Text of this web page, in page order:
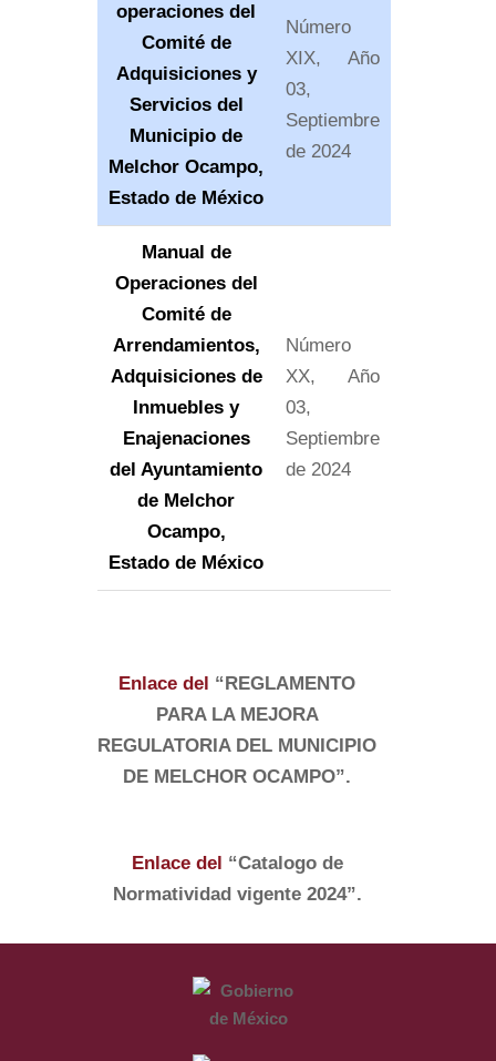
operaciones del
Comité de
Adquisiciones y
Servicios del
Municipio de
Melchor Ocampo,
Estado de México
Número
XIX, Año
03,
Septiembre
de 2024
Manual de
Operaciones del
Comité de
Arrendamientos,
Adquisiciones de
Inmuebles y
Enajenaciones
del Ayuntamiento
de Melchor
Ocampo,
Estado de México
Número
XX, Año
03,
Septiembre
de 2024
Enlace del “REGLAMENTO
PARA LA MEJORA
REGULATORIA DEL MUNICIPIO
DE MELCHOR OCAMPO”.
Enlace del “Catalogo de
Normatividad vigente 2024”.